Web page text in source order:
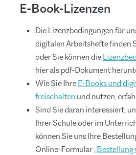
E-Book-Lizenzen
Die Lizenzbedingungen für
digitalen Arbeitshefte finden
oder Sie können die
hier als pdf-Dokument
Wie Sie IhreE-Books und
freischalten und nutzen,
Sind Sie daran interessiert,
Ihrer Schule oder im
können Sie uns Ihre
Online-Formular„Bestellung